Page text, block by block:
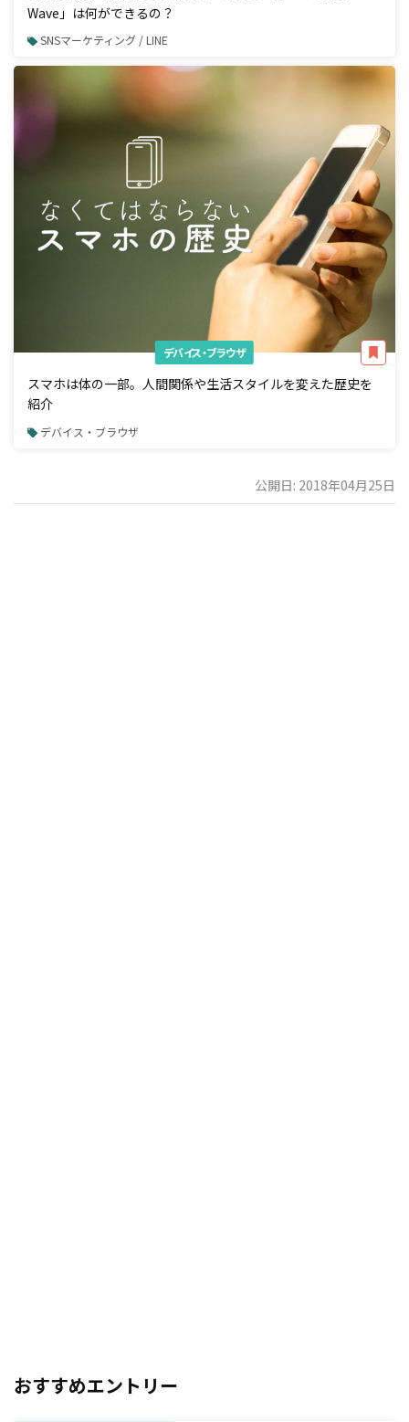
Wave」は何ができるの？
SNSマーケティング / LINE
デバイス・ブラウザ
スマホは体の一部。人間関係や生活スタイルを変えた歴史を
紹介
デバイス・ブラウザ
公開日: 2018年04月25日
おすすめエントリー